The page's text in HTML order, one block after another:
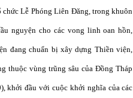
chức Lễ Phóng Liên Đăng, trong khuôn
nguyện cho các vong linh oan hồn,
đang chuẩn bị xây dựng Thiền viện,
thuộc vùng trũng sâu của Đồng Tháp
khởi đầu với cuộc khởi nghĩa của các